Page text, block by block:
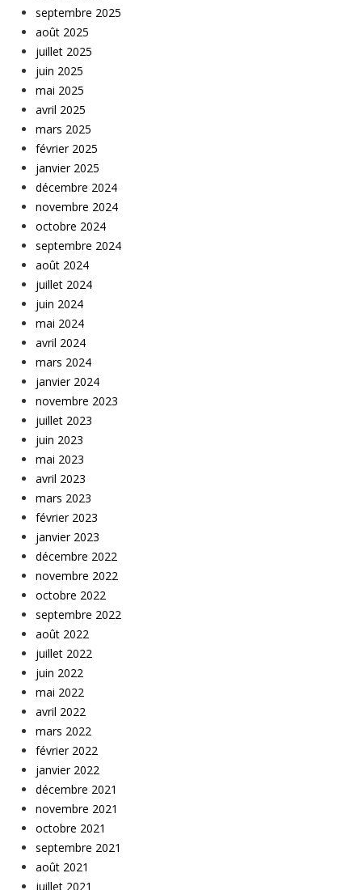
septembre 2025
août 2025
juillet 2025
juin 2025
mai 2025
avril 2025
mars 2025
février 2025
janvier 2025
décembre 2024
novembre 2024
octobre 2024
septembre 2024
août 2024
juillet 2024
juin 2024
mai 2024
avril 2024
mars 2024
janvier 2024
novembre 2023
juillet 2023
juin 2023
mai 2023
avril 2023
mars 2023
février 2023
janvier 2023
décembre 2022
novembre 2022
octobre 2022
septembre 2022
août 2022
juillet 2022
juin 2022
mai 2022
avril 2022
mars 2022
février 2022
janvier 2022
décembre 2021
novembre 2021
octobre 2021
septembre 2021
août 2021
juillet 2021